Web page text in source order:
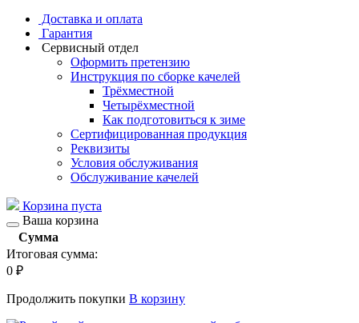
Доставка и оплата
Гарантия
Сервисный отдел
Оформить претензию
Инструкция по сборке качелей
Трёхместной
Четырёхместной
Как подготовиться к зиме
Сертифицированная продукция
Реквизиты
Условия обслуживания
Обслуживание качелей
Корзина пуста
Ваша корзина
Сумма
Итоговая сумма:
0 ₽
Продолжить покупки В корзину